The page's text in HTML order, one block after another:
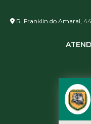
R. Franklin do Amaral,